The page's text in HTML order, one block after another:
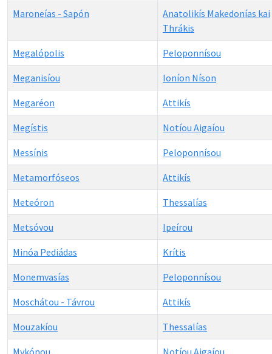
Maroneías - Sapón
Anatolikís Makedonías kai
Thrákis
Megalópolis Peloponnísou
Meganisíou Ioníon Níson
Megaréon Attikís
Megístis Notíou Aigaíou
Messínis Peloponnísou
Metamorfóseos Attikís
Meteóron Thessalías
Metsóvou Ipeírou
Minóa Pediádas Krítis
Monemvasías Peloponnísou
Moschátou - Távrou Attikís
Mouzakíou Thessalías
Mykónou Notíou Aigaíou